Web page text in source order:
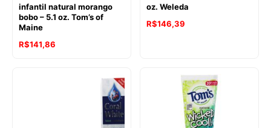
infantil natural morango
bobo – 5.1 oz. Tom’s of
Maine
O
R$141,86
oz. Weleda
R$146,39